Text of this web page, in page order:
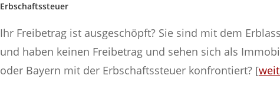
Erbschaftssteuer
Ihr Freibetrag ist ausgeschöpft? Sie sind mit dem
und haben keinen Freibetrag und sehen sich als
oder Bayern mit der Erbschaftssteuer konfrontiert? [